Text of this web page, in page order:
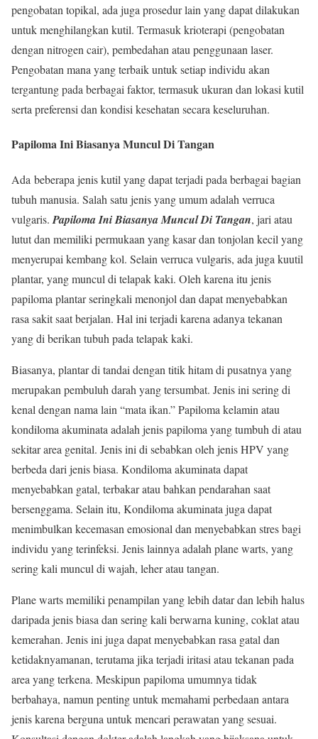
pengobatan topikal, ada juga prosedur lain yang dapat dilakukan
untuk menghilangkan kutil. Termasuk krioterapi (pengobatan
dengan nitrogen cair), pembedahan atau penggunaan laser.
Pengobatan mana yang terbaik untuk setiap individu akan
tergantung pada berbagai faktor, termasuk ukuran dan lokasi kutil
serta preferensi dan kondisi kesehatan secara keseluruhan.
Papiloma Ini Biasanya Muncul Di Tangan
Ada beberapa jenis kutil yang dapat terjadi pada berbagai bagian
tubuh manusia. Salah satu jenis yang umum adalah verruca
vulgaris. Papiloma Ini Biasanya Muncul Di Tangan, jari atau
lutut dan memiliki permukaan yang kasar dan tonjolan kecil yang
menyerupai kembang kol. Selain verruca vulgaris, ada juga kuutil
plantar, yang muncul di telapak kaki. Oleh karena itu jenis
papiloma plantar seringkali menonjol dan dapat menyebabkan
rasa sakit saat berjalan. Hal ini terjadi karena adanya tekanan
yang di berikan tubuh pada telapak kaki.
Biasanya, plantar di tandai dengan titik hitam di pusatnya yang
merupakan pembuluh darah yang tersumbat. Jenis ini sering di
kenal dengan nama lain “mata ikan.” Papiloma kelamin atau
kondiloma akuminata adalah jenis papiloma yang tumbuh di atau
sekitar area genital. Jenis ini di sebabkan oleh jenis HPV yang
berbeda dari jenis biasa. Kondiloma akuminata dapat
menyebabkan gatal, terbakar atau bahkan pendarahan saat
bersenggama. Selain itu, Kondiloma akuminata juga dapat
menimbulkan kecemasan emosional dan menyebabkan stres bagi
individu yang terinfeksi. Jenis lainnya adalah plane warts, yang
sering kali muncul di wajah, leher atau tangan.
Plane warts memiliki penampilan yang lebih datar dan lebih halus
daripada jenis biasa dan sering kali berwarna kuning, coklat atau
kemerahan. Jenis ini juga dapat menyebabkan rasa gatal dan
ketidaknyamanan, terutama jika terjadi iritasi atau tekanan pada
area yang terkena. Meskipun papiloma umumnya tidak
berbahaya, namun penting untuk memahami perbedaan antara
jenis karena berguna untuk mencari perawatan yang sesuai.